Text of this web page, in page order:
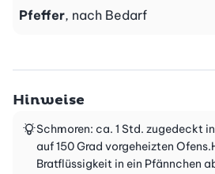
Pfeffer, nach Bedarf
Hinweise
Schmoren: ca. 1 Std. zugedeckt
auf 150 Grad vorgeheizten
Bratflüssigkeit in ein Pfännchen